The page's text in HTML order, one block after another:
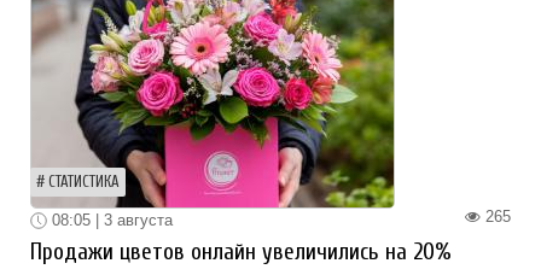
СТАТИСТИКА
265
08:05 | 3 августа
Продажи цветов онлайн увеличились на 20%